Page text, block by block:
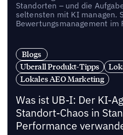
Standorten – und die
seltensten mit KI managen.
Bewertungsmanagement im
Blogs
Uberall Produkt-Tipps
Lokales AEO Marketing
Was ist UB-I: Der KI-
Standort-Chaos in
Performance